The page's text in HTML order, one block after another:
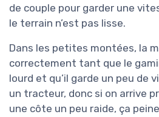
de couple pour garder une
le terrain n’est pas lisse.
Dans les petites montées, la
correctement tant que le
lourd et qu’il garde un peu de
un tracteur, donc si on arrive
une côte un peu raide, ça